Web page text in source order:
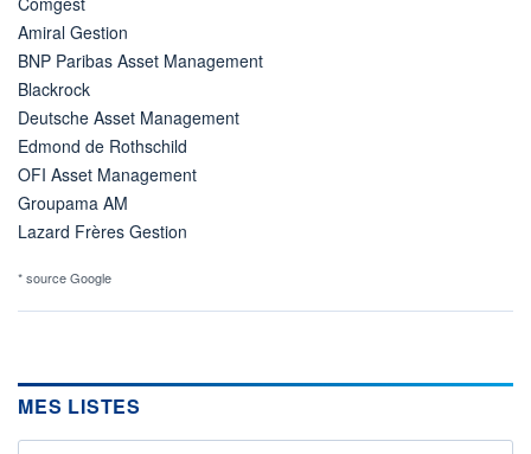
Amiral Gestion
BNP Paribas Asset Management
Blackrock
Deutsche Asset Management
Edmond de Rothschild
OFI Asset Management
Groupama AM
Lazard Frères Gestion
* source Google
MES LISTES